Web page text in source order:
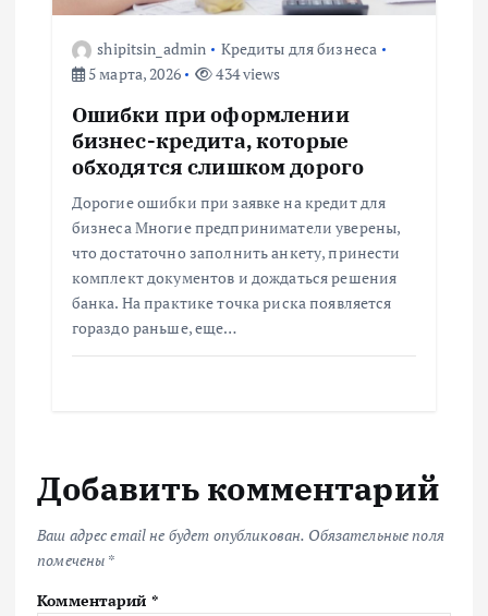
shipitsin_admin
Кредиты для бизнеса
5 марта, 2026
434 views
Ошибки при оформлении
бизнес-кредита, которые
обходятся слишком дорого
Дорогие ошибки при заявке на кредит для
бизнеса Многие предприниматели уверены,
что достаточно заполнить анкету, принести
комплект документов и дождаться решения
банка. На практике точка риска появляется
гораздо раньше, еще…
Добавить комментарий
Ваш адрес email не будет опубликован. Обязательные поля
помечены *
Комментарий *